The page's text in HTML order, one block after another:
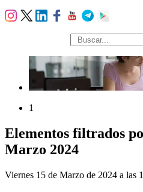
búsqueda
1
Elementos filtrados
Marzo 2024
Viernes 15 de Marzo de 2024 a las